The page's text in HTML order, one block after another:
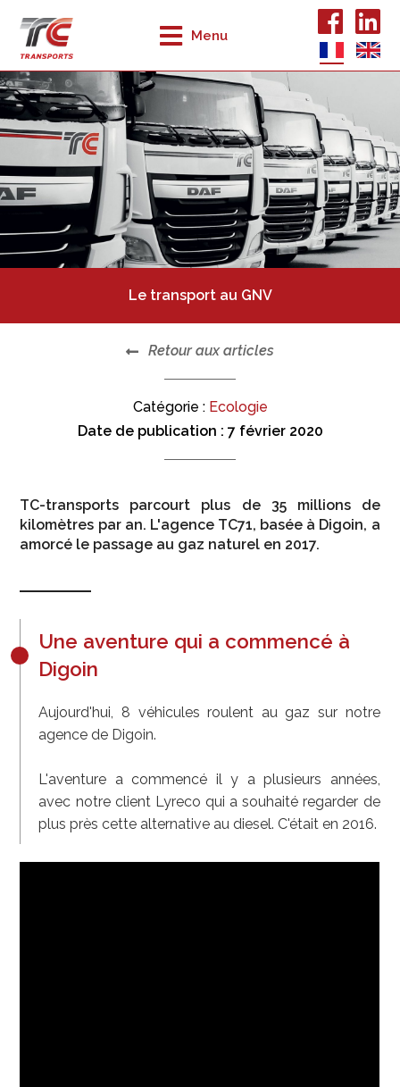
Menu
Le transport au GNV
Retour aux articles
Catégorie : Ecologie
Date de publication : 7 février 2020
TC-transports parcourt plus de 35 millions de
kilomètres par an. L'agence TC71, basée à Digoin, a
amorcé le passage au gaz naturel en 2017.
Une aventure qui a commencé à
Digoin
Aujourd'hui, 8 véhicules roulent au gaz sur notre
agence de Digoin.
L'aventure a commencé il y a plusieurs années,
avec notre client Lyreco qui a souhaité regarder de
plus près cette alternative au diesel. C'était en 2016.